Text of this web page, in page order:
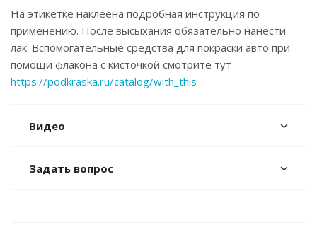
На этикетке наклеена подробная инструкция по
применению. После высыхания обязательно нанести
лак. Вспомогательные средства для покраски авто при
помощи флакона с кисточкой смотрите тут
https://podkraska.ru/catalog/with_this
Видео
Задать вопрос